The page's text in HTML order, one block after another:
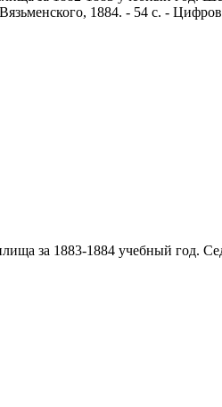
1884. - 54 с. -
за 1883-1884 учебный год.